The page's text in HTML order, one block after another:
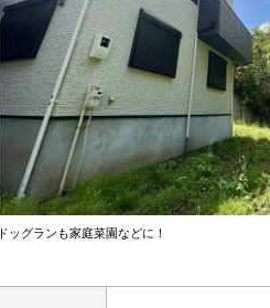
ドッグランも家庭菜園などに！